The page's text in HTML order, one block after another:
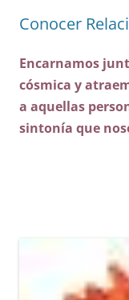
Conocer
Encarnamos
cósmica y
a aquellas
sintonía que